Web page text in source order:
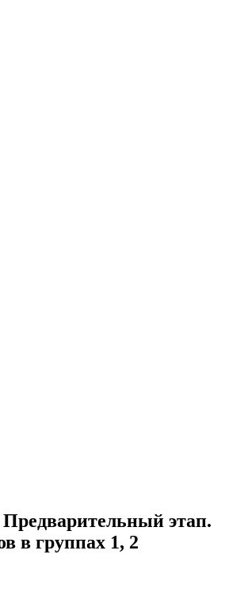
этап.
в группах 1, 2